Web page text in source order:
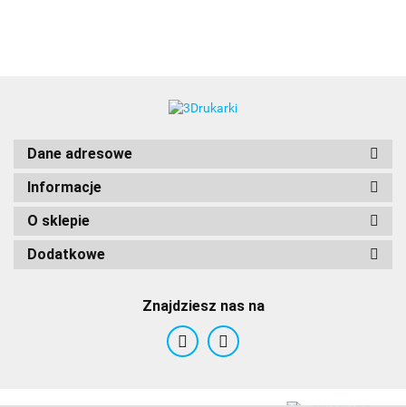
Dane adresowe
Informacje
O sklepie
Dodatkowe
Znajdziesz nas na